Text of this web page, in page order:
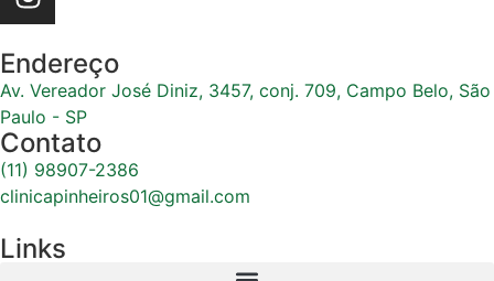
Endereço
Av. Vereador José Diniz, 3457, conj. 709, Campo Belo, São
Paulo - SP
Contato
(11) 98907-2386
clinicapinheiros01@gmail.com
Links